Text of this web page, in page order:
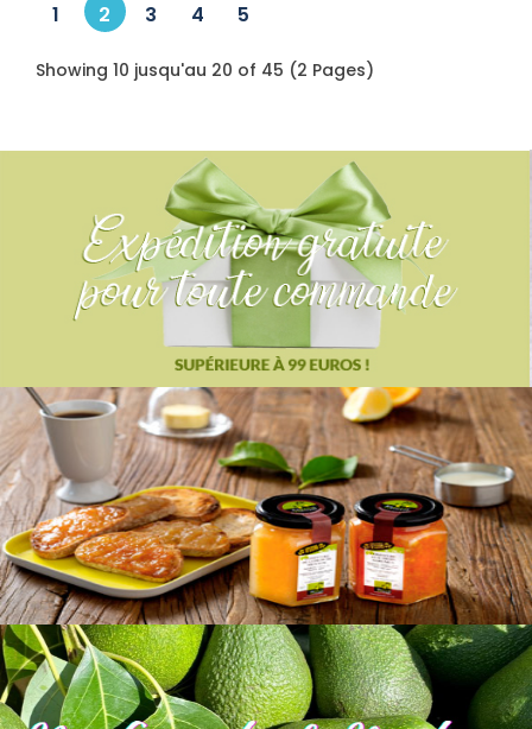
1 2 3 4 5
Showing 10 jusqu'au 20 of 45 (2 Pages)